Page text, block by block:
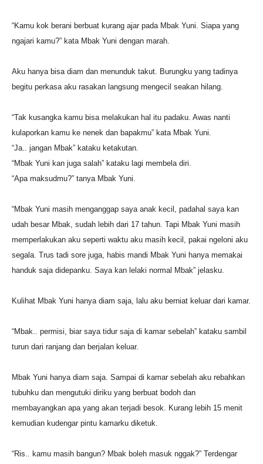
“Kamu kok berani berbuat kurang ajar pada Mbak Yuni. Siapa yang
ngajari kamu?” kata Mbak Yuni dengan marah.
Aku hanya bisa diam dan menunduk takut. Burungku yang tadinya
begitu perkasa aku rasakan langsung mengecil seakan hilang.
“Tak kusangka kamu bisa melakukan hal itu padaku. Awas nanti
kulaporkan kamu ke nenek dan bapakmu” kata Mbak Yuni.
“Ja.. jangan Mbak” kataku ketakutan.
“Mbak Yuni kan juga salah” kataku lagi membela diri.
“Apa maksudmu?” tanya Mbak Yuni.
“Mbak Yuni masih menganggap saya anak kecil, padahal saya kan
udah besar Mbak, sudah lebih dari 17 tahun. Tapi Mbak Yuni masih
memperlakukan aku seperti waktu aku masih kecil, pakai ngeloni aku
segala. Trus tadi sore juga, habis mandi Mbak Yuni hanya memakai
handuk saja didepanku. Saya kan lelaki normal Mbak” jelasku.
Kulihat Mbak Yuni hanya diam saja, lalu aku berniat keluar dari kamar.
“Mbak.. permisi, biar saya tidur saja di kamar sebelah” kataku sambil
turun dari ranjang dan berjalan keluar.
Mbak Yuni hanya diam saja. Sampai di kamar sebelah aku rebahkan
tubuhku dan mengutuki diriku yang berbuat bodoh dan
membayangkan apa yang akan terjadi besok. Kurang lebih 15 menit
kemudian kudengar pintu kamarku diketuk.
“Ris.. kamu masih bangun? Mbak boleh masuk nggak?” Terdengar